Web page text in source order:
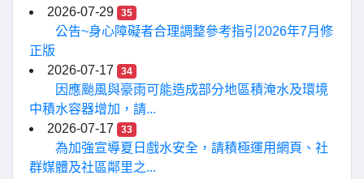
2026-07-29
35
公告~身心障礙者合理調整參考指引2026年7月修
正版
2026-07-17
34
因應颱風與豪雨可能造成部分地區積淹水及環境
中積水容器增加，請...
2026-07-17
33
為加強宣導夏日戲水安全，請積極運用網頁、社
群媒體及社區鄰里之...